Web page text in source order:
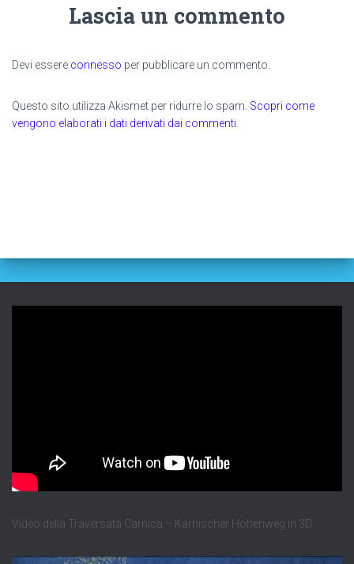
Lascia un commento
Devi essere connesso per pubblicare un commento.
Questo sito utilizza Akismet per ridurre lo spam. Scopri come
vengono elaborati i dati derivati dai commenti
Video della Traversata Carnica – Karnischer Hohenweg in 3D